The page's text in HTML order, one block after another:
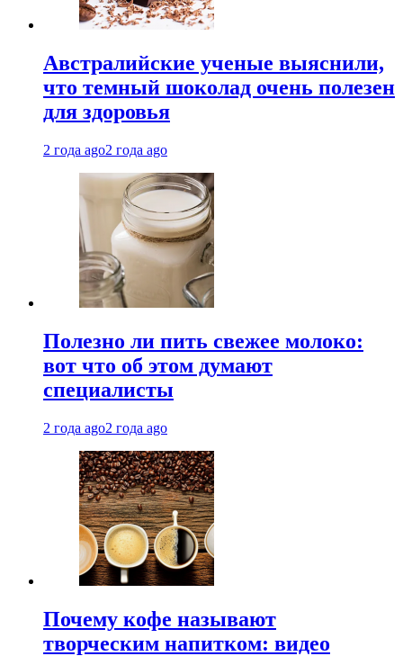
Австралийские ученые выяснили,
что темный шоколад очень полезен
для здоровья
2 года ago2 года ago
Полезно ли пить свежее молоко:
вот что об этом думают
специалисты
2 года ago2 года ago
Почему кофе называют
творческим напитком: видео